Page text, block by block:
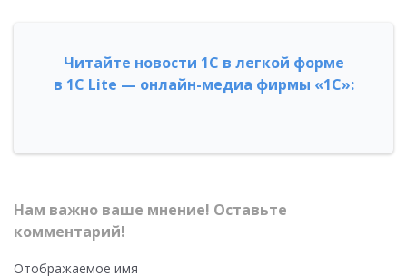
Читайте новости 1С в легкой форме
в 1С Lite — онлайн-медиа фирмы «1С»:
Нам важно ваше мнение! Оставьте
комментарий!
Отображаемое имя